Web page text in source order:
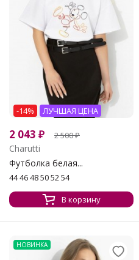
-14% ЛУЧШАЯ ЦЕНА
2 043 ₽ 2 500₽
Charutti
Футболка белая...
44 46 48 50 52 54
В корзину
НОВИНКА